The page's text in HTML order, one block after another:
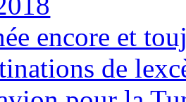
encore et
de